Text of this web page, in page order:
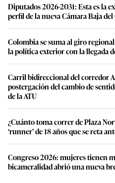
Diputados 2026-2031: Esta es la
perfil de la nueva Cámara Baja
Colombia se suma al giro
la política exterior con la llegada
Carril bidireccional del corredor
postergación del cambio de
de la ATU
¿Cuánto toma correr de Plaza
‘runner’ de 18 años que se reta
Congreso 2026: mujeres tienen
bicameralidad abrió una nueva